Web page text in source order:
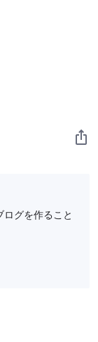
グを作ること